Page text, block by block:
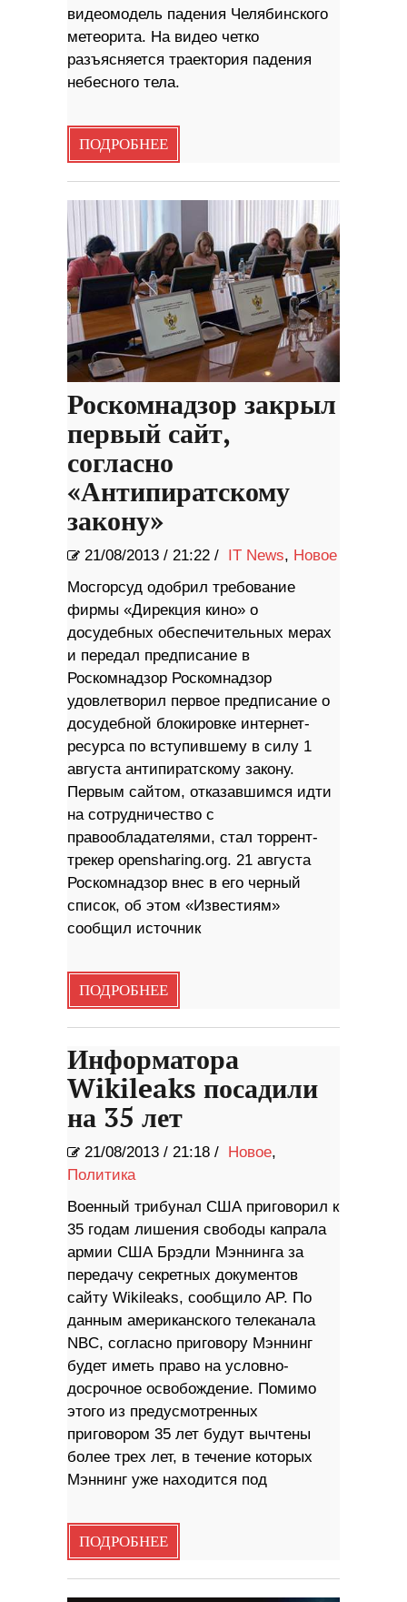
видеомодель падения Челябинского
метеорита. На видео четко
разъясняется траектория падения
небесного тела.
ПОДРОБНЕЕ
Роскомнадзор закрыл
первый сайт,
согласно
«Антипиратскому
закону»
21/08/2013 / 21:22 / IT News, Новое
Мосгорсуд одобрил требование
фирмы «Дирекция кино» о
досудебных обеспечительных мерах
и передал предписание в
Роскомнадзор Роскомнадзор
удовлетворил первое предписание о
досудебной блокировке интернет-
ресурса по вступившему в силу 1
августа антипиратскому закону.
Первым сайтом, отказавшимся идти
на сотрудничество с
правообладателями, стал торрент-
трекер opensharing.org. 21 августа
Роскомнадзор внес в его черный
список, об этом «Известиям»
сообщил источник
ПОДРОБНЕЕ
Информатора
Wikileaks посадили
на 35 лет
21/08/2013 / 21:18 / Новое,
Политика
Военный трибунал США приговорил к
35 годам лишения свободы капрала
армии США Брэдли Мэннинга за
передачу секретных документов
сайту Wikileaks, сообщило AP. По
данным американского телеканала
NBC, согласно приговору Мэннинг
будет иметь право на условно-
досрочное освобождение. Помимо
этого из предусмотренных
приговором 35 лет будут вычтены
более трех лет, в течение которых
Мэннинг уже находится под
ПОДРОБНЕЕ